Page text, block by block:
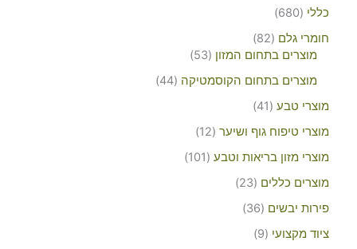
כללי 680
חומרי גלם
82
מוצרים בתחום המזון
53
מוצרים בתחום הקוסמטיקה 44
מוצרי טבע
41
מוצרי טיפוח גוף ושיער 12
מוצרי מזון בריאות וטבע
101
מוצרים כללים
23
פירות יבשים
36
ציוד מקצועי
9